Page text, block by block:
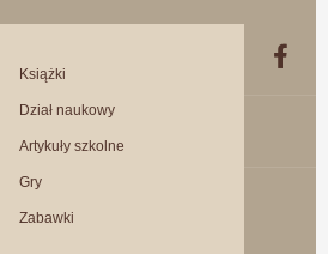
Książki
Dział naukowy
Artykuły szkolne
Gry
Zabawki